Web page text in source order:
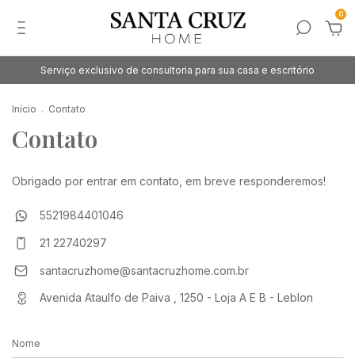
0
Serviço exclusivo de consultoria para sua casa e escritório
Início . Contato
Contato
Obrigado por entrar em contato, em breve responderemos!
5521984401046
21 22740297
santacruzhome@santacruzhome.com.br
Avenida Ataulfo de Paiva , 1250 - Loja A E B - Leblon
Nome